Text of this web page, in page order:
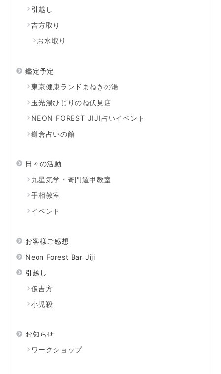
引越し
吉方取り
お水取り
鑑定予定
東京健康ランドまねきの湯
玉光湯ひじりのね伏見店
NEON FOREST JIJI占いイベント
鎌倉占いの館
日々の活動
九星気学・奇門遁甲教室
手相教室
イベント
お客様ご感想
Neon Forest Bar Jiji
引越し
仮吉方
小児殺
お知らせ
ワークショップ